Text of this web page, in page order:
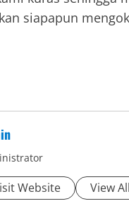
siapapun
Website View